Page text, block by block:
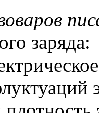
заряда: